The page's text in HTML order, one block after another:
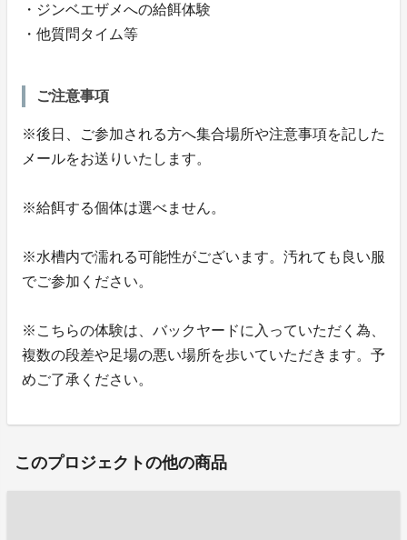
・ジンベエザメへの給餌体験
・他質問タイム等
ご注意事項
※後日、ご参加される方へ集合場所や注意事項を記した
メールをお送りいたします。
※給餌する個体は選べません。
※水槽内で濡れる可能性がございます。汚れても良い服
でご参加ください。
※こちらの体験は、バックヤードに入っていただく為、
複数の段差や足場の悪い場所を歩いていただきます。予
めご了承ください。
このプロジェクトの他の商品